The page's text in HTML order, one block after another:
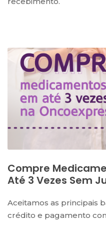
Compre
Até 3 Vezes Sem
Aceitamos as principais
crédito e pagamento